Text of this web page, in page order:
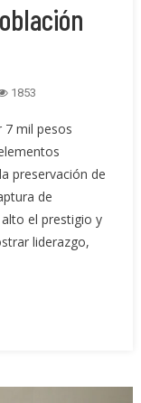
1853
mil pesos
preservación de
de
el prestigio y
liderazgo,